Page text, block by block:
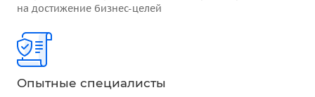
на достижение бизнес-целей
Опытные специалисты